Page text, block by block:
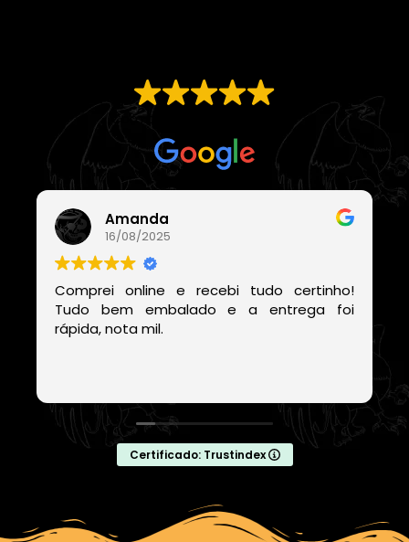
Com base em
Amanda
16/08/2025
Comprei online e recebi tudo certinho!
Tudo bem embalado e a entrega foi
rápida, nota mil.
Certificado: Trustindex